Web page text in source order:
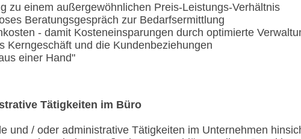
zu einem außergewöhnlichen Preis-Leistungs-Verhältnis
Beratungsgespräch zur Bedarfsermittlung
- damit Kosteneinsparungen durch optimierte
Kerngeschäft und die Kundenbeziehungen
einer Hand"
Tätigkeiten im Büro
und / oder administrative Tätigkeiten im Unternehmen